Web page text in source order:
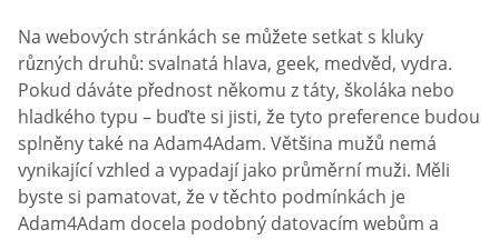
Na webových stránkách se můžete setkat s kluky
různých druhů: svalnatá hlava, geek, medvěd, vydra.
Pokud dáváte přednost někomu z táty, školáka nebo
hladkého typu – buďte si jisti, že tyto preference budou
splněny také na Adam4Adam. Většina mužů nemá
vynikající vzhled a vypadají jako průměrní muži. Měli
byste si pamatovat, že v těchto podmínkách je
Adam4Adam docela podobný datovacím webům a